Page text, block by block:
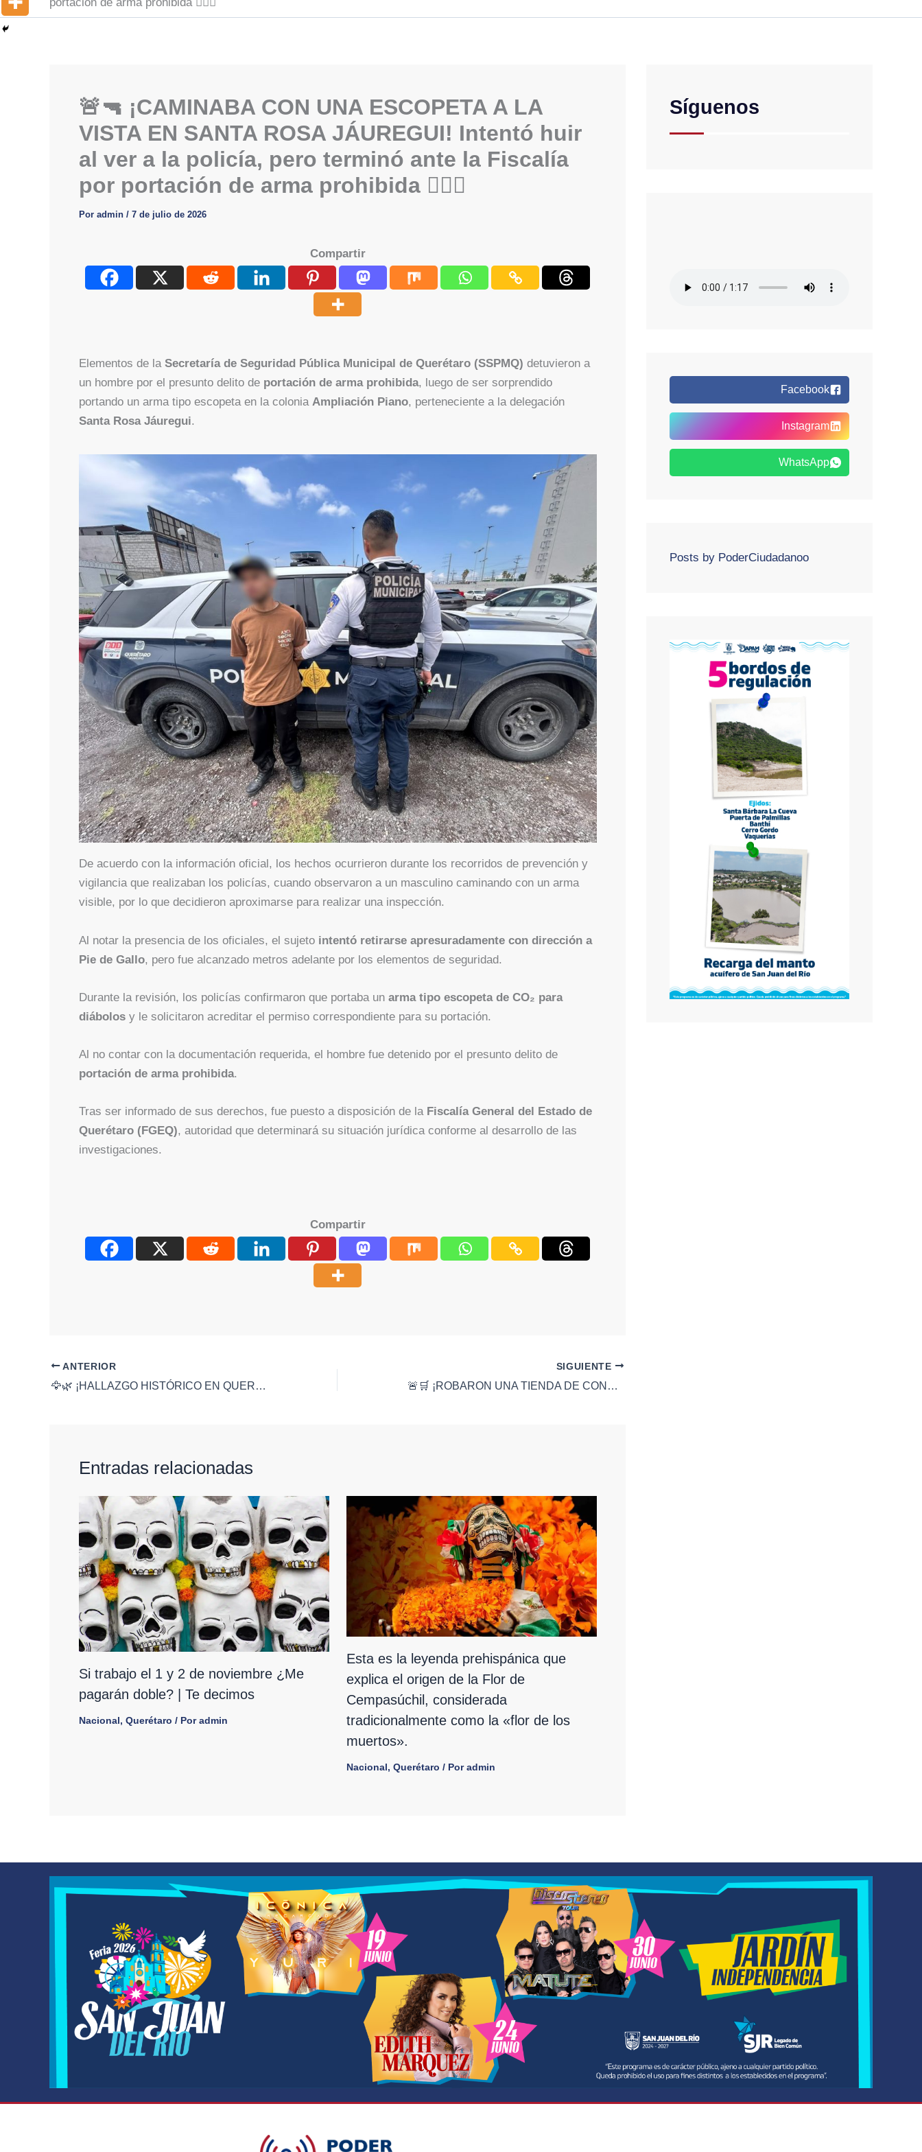
🚨🔫 ¡CAMINABA CON UNA ESCOPETA A LA
VISTA EN SANTA ROSA JÁUREGUI! Intentó huir
al ver a la policía, pero terminó ante la Fiscalía
por portación de arma prohibida 👮‍♂️⚖️
Por admin / 7 de julio de 2026
Compartir
Elementos de la Secretaría de Seguridad Pública Municipal de Querétaro (SSPMQ) detuvieron a
un hombre por el presunto delito de portación de arma prohibida, luego de ser sorprendido
portando un arma tipo escopeta en la colonia Ampliación Piano, perteneciente a la delegación
Santa Rosa Jáuregui.
De acuerdo con la información oficial, los hechos ocurrieron durante los recorridos de prevención y
vigilancia que realizaban los policías, cuando observaron a un masculino caminando con un arma
visible, por lo que decidieron aproximarse para realizar una inspección.
Al notar la presencia de los oficiales, el sujeto intentó retirarse apresuradamente con dirección a
Pie de Gallo, pero fue alcanzado metros adelante por los elementos de seguridad.
Durante la revisión, los policías confirmaron que portaba un arma tipo escopeta de CO₂ para
diábolosy le solicitaron acreditar el permiso correspondiente para su portación.
Al no contar con la documentación requerida, el hombre fue detenido por el presunto delito de
portación de arma prohibida.
Tras ser informado de sus derechos, fue puesto a disposición de la Fiscalía General del Estado de
Querétaro (FGEQ), autoridad que determinará su situación jurídica conforme al desarrollo de las
investigaciones.
Compartir
ANTERIOR
🦅🌿 ¡HALLAZGO HISTÓRICO EN QUERÉTARO! Captan por primera vez un águila tirana en la Sierra Gorda; su presencia confirma que el ecosistema se mantiene sano y bien conservado 📸🇲🇽
SIGUIENTE
🚨🛒 ¡ROBARON UNA TIENDA DE CONVENIENCIA Y FUERON CAPTURADOS MINUTOS DESPUÉS! La tecnología de la SSPMQ los ubicó con la mercancía robada en la colonia España 🚔📹
Entradas relacionadas
Si trabajo el 1 y 2 de noviembre ¿Me
pagarán doble? | Te decimos
Nacional, Querétaro / Poradmin
Esta es la leyenda prehispánica que
explica el origen de la Flor de
Cempasúchil, considerada
tradicionalmente como la «flor de los
muertos».
Nacional, Querétaro / Poradmin
Síguenos
Facebook
Instagram
WhatsApp
Posts by PoderCiudadanoo